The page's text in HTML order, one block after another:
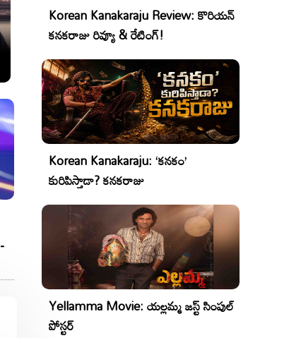
Korean Kanakaraju Review: కొరియన్
కనకరాజు రివ్యూ & రేటింగ్!
Korean Kanakaraju: ‘కనకం’
కురిపిస్తాడా? కనకరాజు
Yellamma Movie: యల్లమ్మ జస్ట్ సింపుల్
పోస్టర్